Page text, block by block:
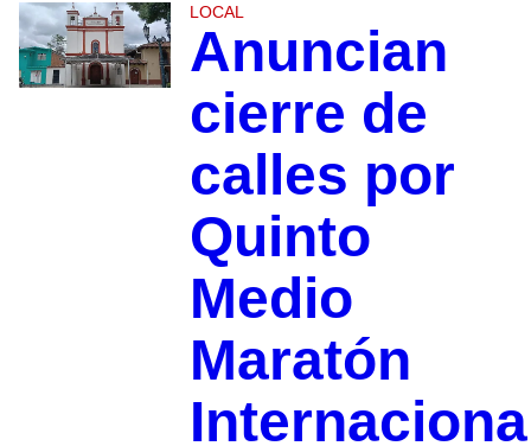
LOCAL
Anuncian
cierre de
calles por
Quinto
Medio
Maratón